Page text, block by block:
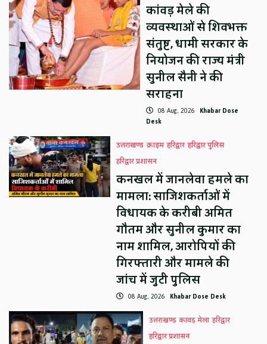
कांवड़ मेले की
व्यवस्थाओं से शिवभक्त
संतुष्ट, धामी सरकार के
नियोजन की राज्य मंत्री
सुनील सैनी ने की
सराहना
08 Aug, 2026 Khabar Dose
Desk
उत्तराखण्ड क्राइम हरिद्वार हरिद्वार पुलिस
हरिद्वार प्रशासन
कनखल में जानलेवा हमले का
मामला: साजिशकर्ताओं में
विधायक के करीबी अमित
गौतम और सुनील कुमार का
नाम शामिल, आरोपियों की
गिरफ्तारी और मामले की
जांच में जुटी पुलिस
08 Aug, 2026 Khabar Dose Desk
उत्तराखण्ड कावड़ मेला हरिद्वार
हरिद्वार प्रशासन